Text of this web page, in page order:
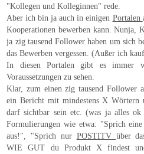
"Kollegen und Kolleginnen" rede.
Aber ich bin ja auch in einigen Portalen
Kooperationen bewerben kann. Nunja,
ja zig tausend Follower haben um sich
das Bewerben vergessen. (Außer ich
In diesen Portalen gibt es immer
Voraussetzungen zu sehen.
Klar, zum einen zig tausend Follower
ein Bericht mit mindestens X Wörtern
darf sichtbar sein etc. (was ja alles
Formulierungen wie etwa: "Sprich
aus!", "Sprich nur POSTITV über
WIE GUT du Produkt X findest